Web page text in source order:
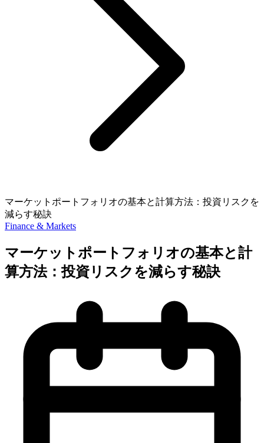
マーケットポートフォリオの基本と計算方法：投資リスクを
減らす秘訣
Finance & Markets
マーケットポートフォリオの基本と計
算方法：投資リスクを減らす秘訣